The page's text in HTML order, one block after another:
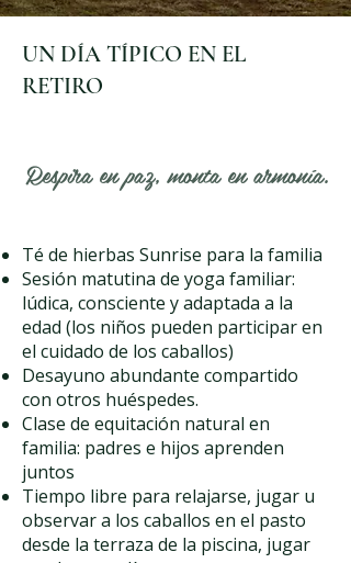
UN DÍA TÍPICO EN EL
RETIRO
Respira en paz, monta en armonía.
Té de hierbas Sunrise para la familia
Sesión matutina de yoga familiar:
lúdica, consciente y adaptada a la
edad (los niños pueden participar en
el cuidado de los caballos)
Desayuno abundante compartido
con otros huéspedes.
Clase de equitación natural en
familia: padres e hijos aprenden
juntos
Tiempo libre para relajarse, jugar u
observar a los caballos en el pasto
desde la terraza de la piscina, jugar